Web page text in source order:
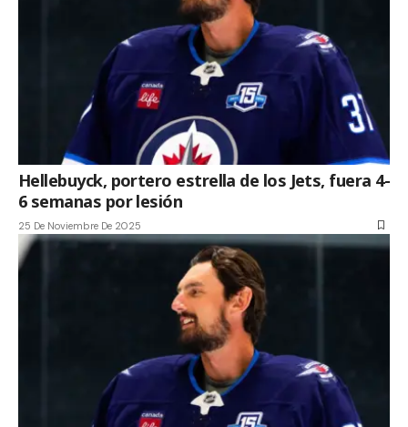
Hellebuyck, portero estrella de los Jets, fuera 4-
6 semanas por lesión
25 De Noviembre De 2025